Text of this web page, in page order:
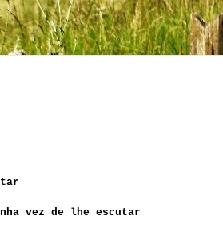
vez de lhe escutar